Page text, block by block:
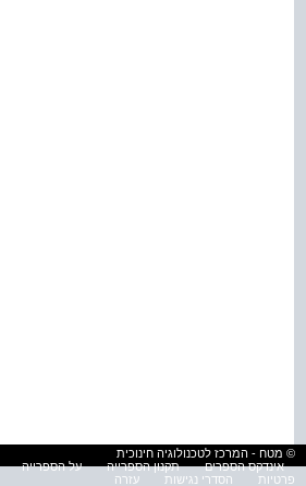
© מטח - המרכז לטכנולוגיה חינוכית
אינדקס הספרים
תקנון הספרייה על הספרייה
פרטיות
הסדרי נגישות עזרה